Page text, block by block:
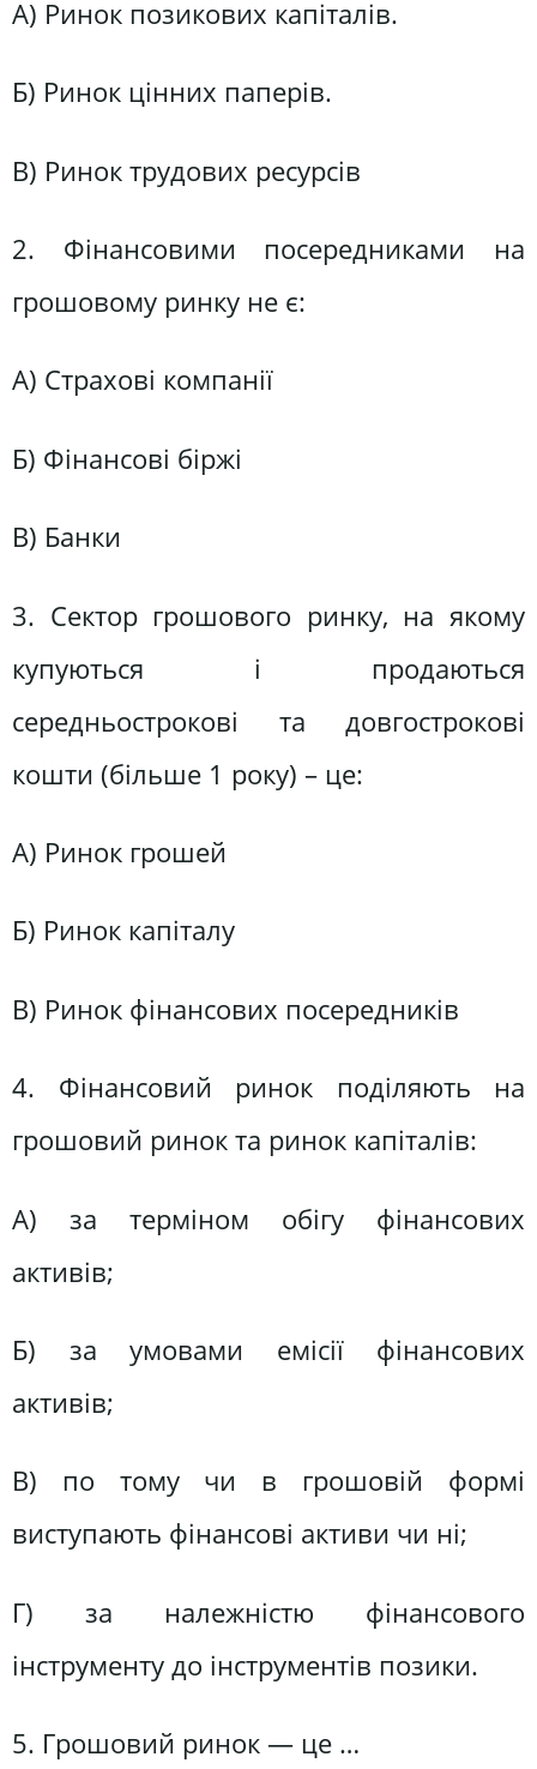
А) Ринок позикових капіталів.
Б) Ринок цінних паперів.
В) Ринок трудових ресурсів
2. Фінансовими посередниками на
грошовому ринку не є:
А) Страхові компанії
Б) Фінансові біржі
В) Банки
3. Сектор грошового ринку, на якому
купуються і продаються
середньострокові та довгострокові
кошти (більше 1 року) – це:
А) Ринок грошей
Б) Ринок капіталу
В) Ринок фінансових посередників
4. Фінансовий ринок поділяють на
грошовий ринок та ринок капіталів:
А) за терміном обігу фінансових
активів;
Б) за умовами емісії фінансових
активів;
В) по тому чи в грошовій формі
виступають фінансові активи чи ні;
Г) за належністю фінансового
інструменту до інструментів позики.
5. Грошовий ринок — це …